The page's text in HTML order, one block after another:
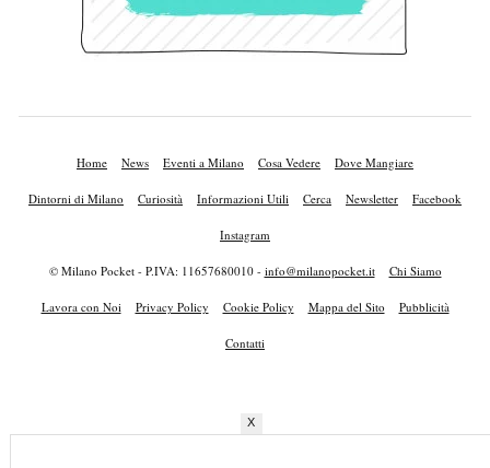
Home News Eventi a Milano Cosa Vedere Dove Mangiare
Dintorni di Milano Curiosità Informazioni Utili Cerca Newsletter Facebook
Instagram
© Milano Pocket - P.IVA: 11657680010 - info@milanopocket.it Chi Siamo
Lavora con Noi Privacy Policy Cookie Policy Mappa del Sito Pubblicità
Contatti
X